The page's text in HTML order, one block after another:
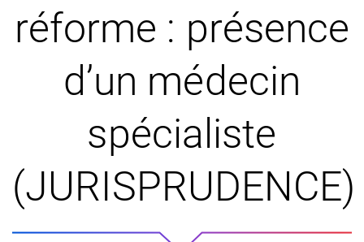
réforme : présence
d’un médecin
spécialiste
(JURISPRUDENCE)